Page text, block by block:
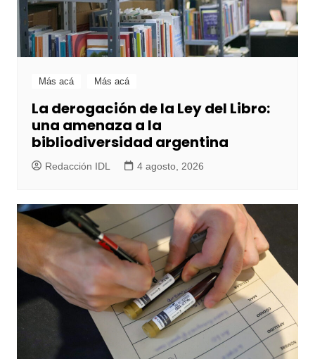
Más acá Más acá
La derogación de la Ley del Libro:
una amenaza a la
bibliodiversidad argentina
Redacción IDL 4 agosto, 2026